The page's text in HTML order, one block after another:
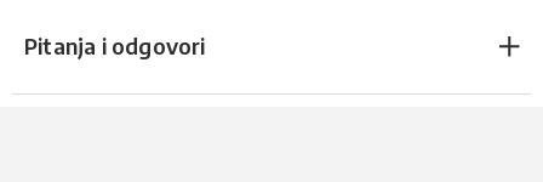
Pitanja i odgovori